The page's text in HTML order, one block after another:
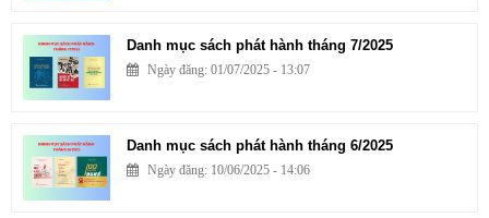
Danh mục sách phát hành tháng 7/2025
Ngày đăng: 01/07/2025 - 13:07
Danh mục sách phát hành tháng 6/2025
Ngày đăng: 10/06/2025 - 14:06